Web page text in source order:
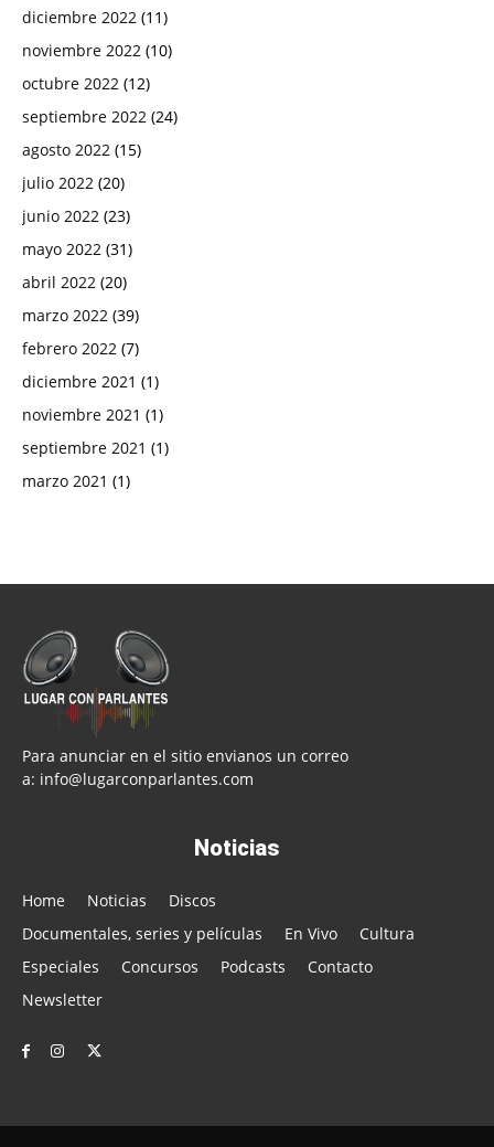
diciembre 2022 (11)
noviembre 2022 (10)
octubre 2022 (12)
septiembre 2022 (24)
agosto 2022 (15)
julio 2022 (20)
junio 2022 (23)
mayo 2022 (31)
abril 2022 (20)
marzo 2022 (39)
febrero 2022 (7)
diciembre 2021 (1)
noviembre 2021 (1)
septiembre 2021 (1)
marzo 2021 (1)
Para anunciar en el sitio envianos un correo
a: info@lugarconparlantes.com
Noticias
Home Noticias
Discos
Documentales, series y películas
En Vivo
Cultura
Especiales
Concursos Podcasts
Contacto
Newsletter